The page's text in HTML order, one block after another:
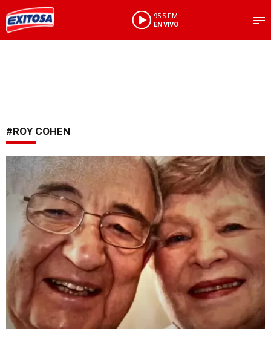
95.5 FM
EN VIVO
#ROY COHEN
Marcó su éxito personal